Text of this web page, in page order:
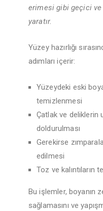
erimesi gibi geçici ve
yaratır.
Yüzey hazırlığı
adımları içerir:
Yüzeydeki eski
temizlenmesi
Çatlak ve deliklerin
doldurulması
Gerekirse
edilmesi
Toz ve kalıntıların
Bu işlemler, boyanın
sağlamasını ve